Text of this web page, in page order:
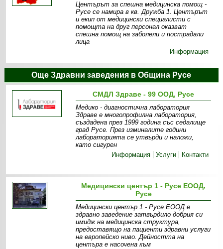
Центърът за спешна медицинска помощ -
Русе се намира в кв. Дружба 1. Центърът
и екип от медицински специалисти с
помощта на друг персонал оказват
спешна помощ на заболели и пострадали
лица
Информация
Още Здравни заведения в Община Русе
СМДЛ Здраве - 99 ООД, Русе
Медико - диагностична лаборатория
Здраве е многопрофилна лаборатория,
създадена през 1999 година със седалище
град Русе. През изминалите години
лабораторията се утвърди и наложи,
като сигурен
Информация
Услуги Контакти
Медицински център 1 - Русе ЕООД,
Русе
Медицински център 1 - Русе ЕООД е
здравно заведение затвърдило добрия си
имидж на медицинска структура,
предоставящо на пациенти здравни услуги
на европейско ниво. Дейността на
центъра е насочена към